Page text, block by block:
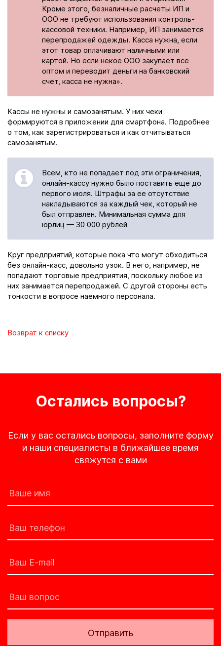
Кроме этого, безналичные расчеты ИП и
ООО не требуют использования контроль-
кассовой техники. Например, ИП занимается
перепродажей одежды. Касса нужна, если
этот товар оплачивают наличными или
картой. Но если некое ООО закупает все
оптом и переводит деньги на банковский
счет, касса не нужна».
Кассы не нужны и самозанятым. У них чеки
формируются в приложении для смартфона. Подробнее
о том, как зарегистрироваться и как отчитываться
самозанятым.
Всем, кто не попадает под эти ограничения,
онлайн-кассу нужно было поставить еще до
первого июля. Штрафы за ее отсутствие
накладываются за каждый чек, который не
был отправлен. Минимальная сумма для
юрлиц — 30 000 рублей
Круг предприятий, которые пока что могут обходиться
без онлайн-касс, довольно узок. В него, например, не
попадают торговые предприятия, поскольку любое из
них занимается перепродажей. С другой стороны есть
тонкости в вопросе наемного персонала.
Возврат к списку
Остались вопросы?
Если у вас остались вопросы, заполните форму
и наши специалисты в ближайшее время
свяжутся с вами
Отправить